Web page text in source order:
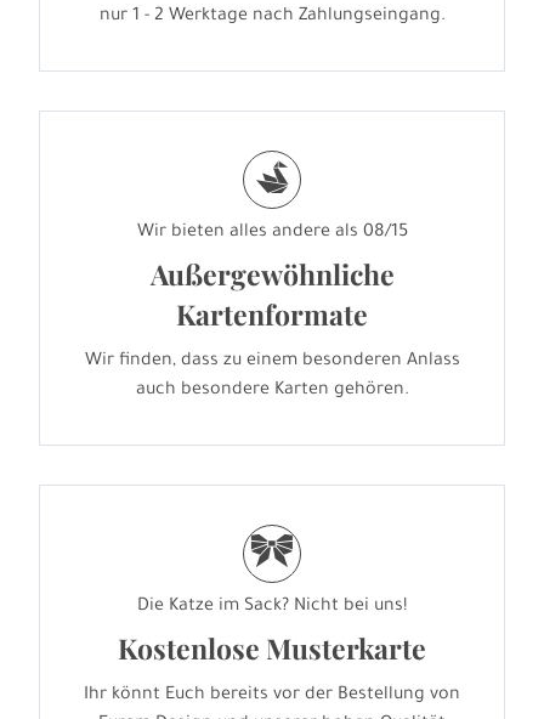
nur 1 - 2 Werktage nach Zahlungseingang.
s
Wir bieten alles andere als 08/15
Außergewöhnliche
Kartenformate
Wir finden, dass zu einem besonderen Anlass
auch besondere Karten gehören.
r
Die Katze im Sack? Nicht bei uns!
Kostenlose Musterkarte
Ihr könnt Euch bereits vor der Bestellung von